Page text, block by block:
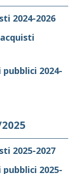
2024-2026
2024-
2025-2027
2025-